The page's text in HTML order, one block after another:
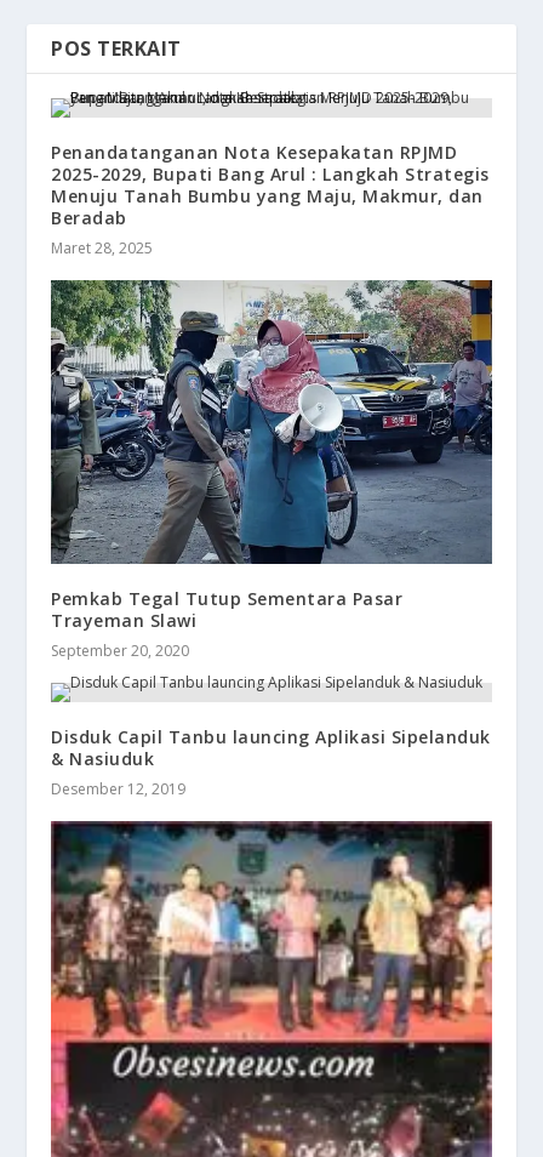
POS TERKAIT
Penandatanganan Nota Kesepakatan RPJMD
2025-2029, Bupati Bang Arul : Langkah Strategis
Menuju Tanah Bumbu yang Maju, Makmur, dan
Beradab
Maret 28, 2025
Pemkab Tegal Tutup Sementara Pasar
Trayeman Slawi
September 20, 2020
Disduk Capil Tanbu launcing Aplikasi Sipelanduk
& Nasiuduk
Desember 12, 2019